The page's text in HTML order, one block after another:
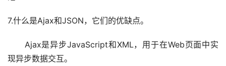
7.什么是Ajax和JSON，它们的优缺点。
Ajax是异步JavaScript和XML，用于在Web页面中实
现异步数据交互。